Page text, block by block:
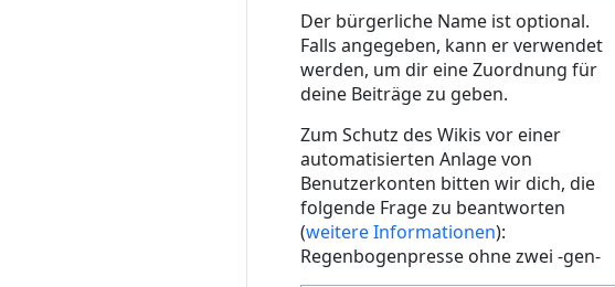
Der bürgerliche Name ist optional.
Falls angegeben, kann er verwendet
werden, um dir eine Zuordnung für
deine Beiträge zu geben.
Zum Schutz des Wikis vor einer
automatisierten Anlage von
Benutzerkonten bitten wir dich, die
folgende Frage zu beantworten
(weitere Informationen):
Regenbogenpresse ohne zwei -gen-